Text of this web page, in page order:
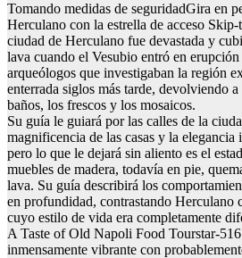
Tomando medidas de seguridadGira en
Herculano con la estrella de acceso
ciudad de Herculano fue devastada y
lava cuando el Vesubio entró en
arqueólogos que investigaban la región
enterrada siglos más tarde, devolviendo
baños, los frescos y los mosaicos.
Su guía le guiará por las calles de la
magnificencia de las casas y la elegancia
pero lo que le dejará sin aliento es el
muebles de madera, todavía en pie,
lava. Su guía describirá los
en profundidad, contrastando Herculano
cuyo estilo de vida era completamente
A Taste of Old Napoli Food Tourstar-
inmensamente vibrante con